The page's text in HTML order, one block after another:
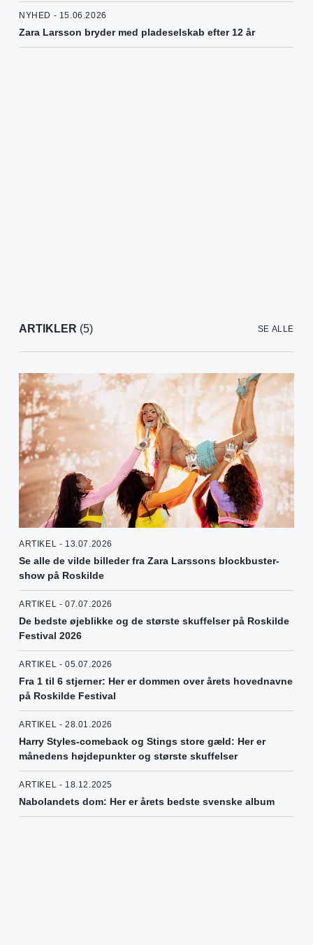
NYHED - 15.06.2026
Zara Larsson bryder med pladeselskab efter 12 år
ARTIKLER (5) SE ALLE
ARTIKEL - 13.07.2026
Se alle de vilde billeder fra Zara Larssons blockbuster-
show på Roskilde
ARTIKEL - 07.07.2026
De bedste øjeblikke og de største skuffelser på Roskilde
Festival 2026
ARTIKEL - 05.07.2026
Fra 1 til 6 stjerner: Her er dommen over årets hovednavne
på Roskilde Festival
ARTIKEL - 28.01.2026
Harry Styles-comeback og Stings store gæld: Her er
månedens højdepunkter og største skuffelser
ARTIKEL - 18.12.2025
Nabolandets dom: Her er årets bedste svenske album